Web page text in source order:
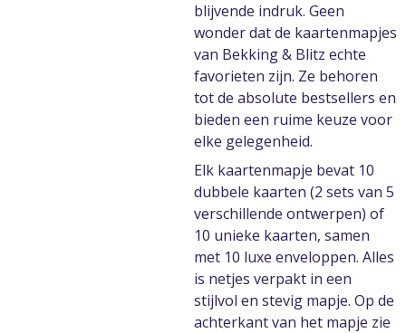
blijvende indruk. Geen
wonder dat de kaartenmapjes
van Bekking & Blitz echte
favorieten zijn. Ze behoren
tot de absolute bestsellers en
bieden een ruime keuze voor
elke gelegenheid.
Elk kaartenmapje bevat 10
dubbele kaarten (2 sets van 5
verschillende ontwerpen) of
10 unieke kaarten, samen
met 10 luxe enveloppen. Alles
is netjes verpakt in een
stijlvol en stevig mapje. Op de
achterkant van het mapje zie